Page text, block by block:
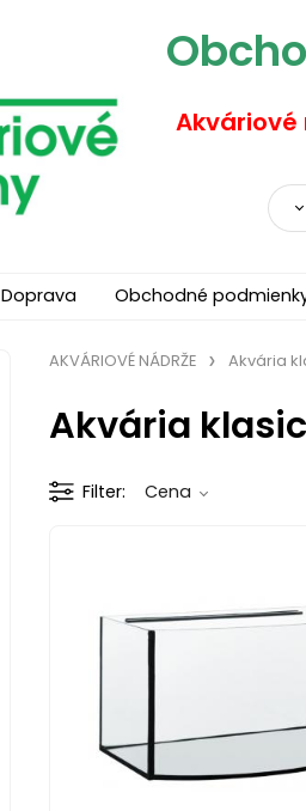
Doprava Obchodné
AKVÁRIOVÉ NÁDRŽE Akvária
Akvária
Filter Cena